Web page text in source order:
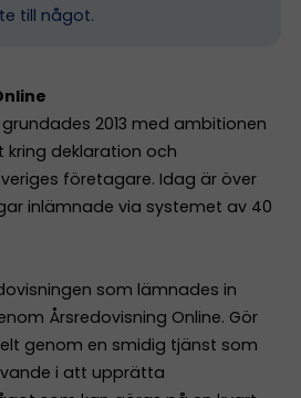
till något.
2013 med ambitionen
deklaration och
företagare. Idag är över
inlämnade via systemet av 40
som lämnades in
Årsredovisning Online. Gör
genom en smidig tjänst som
i att upprätta